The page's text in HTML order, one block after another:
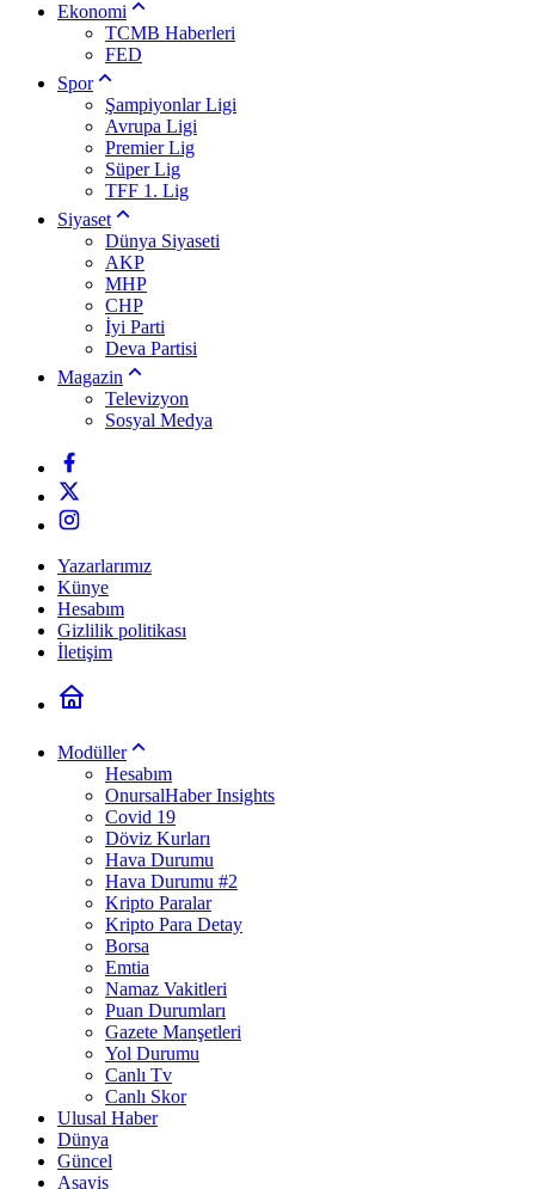
Ekonomi
TCMB Haberleri
FED
Spor
Şampiyonlar Ligi
Avrupa Ligi
Premier Lig
Süper Lig
TFF 1. Lig
Siyaset
Dünya Siyaseti
AKP
MHP
CHP
İyi Parti
Deva Partisi
Magazin
Televizyon
Sosyal Medya
Yazarlarımız
Künye
Hesabım
Gizlilik politikası
İletişim
Modüller
Hesabım
OnursalHaber Insights
Covid 19
Döviz Kurları
Hava Durumu
Hava Durumu #2
Kripto Paralar
Kripto Para Detay
Borsa
Emtia
Namaz Vakitleri
Puan Durumları
Gazete Manşetleri
Yol Durumu
Canlı Tv
Canlı Skor
Ulusal Haber
Dünya
Güncel
Asayiş